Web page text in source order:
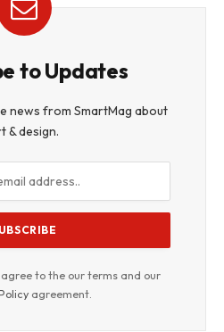
to Updates
news from SmartMag about
& design.
agree to the our terms and our
agreement.